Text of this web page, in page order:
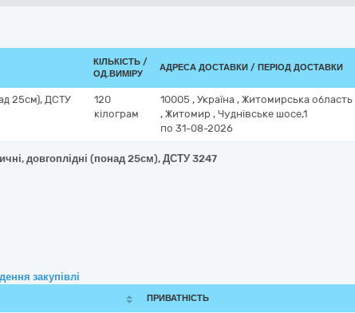
КІЛЬКІСТЬ /
ОД.ВИМІРУ
АДРЕСА ДОСТАВКИ / ПЕРІОД ДОСТАВКИ
25см), ДСТУ
120
кілограм
10005 , Україна , Житомирська область
, Житомир , Чуднівське шосе,1
по 31-08-2026
довгоплідні (понад 25см), ДСТУ 3247
закупівлі
ПРИВАТНІСТЬ